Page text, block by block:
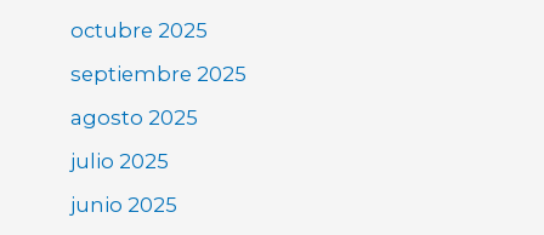
octubre 2025
septiembre 2025
agosto 2025
julio 2025
junio 2025